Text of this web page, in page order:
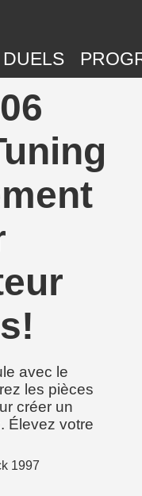
DUELS
avec le
les pièces
créer un
Élevez votre